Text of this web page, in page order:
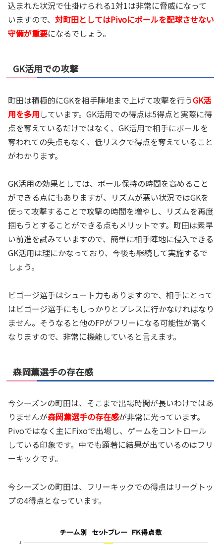
込まれた状況で仕掛けられる1対1は非常に脅威になって
いますので、 対町田としてはPivoにボールを配球させない
守備が重要になるでしょう。
GK活用での攻撃
町田は積極的にGKを相手陣地まで上げて攻撃を行うGK活
用を多用しています。GK活用での得点は5得点と実際に得
点を奪えているだけではなく、GK活用で相手にボールを
奪われての失点もなく、低リスクで得点を奪えていること
がわかります。
GK活用の効果としては、ボール保持の時間を高めること
ができる点にもありますが、リズムが悪い状況ではGKを
使って攻撃することで攻撃の時間を増やし、リズムを再度
掴もうとすることができる点もメリットです。町田は素早
い前進を試みていますので、簡単に相手陣地に侵入できる
GK活用は理にかなっており、今後も継続して実施するで
しょう。
ビゴージ選手はシュート力もありますので、相手にとって
はビゴージ選手にもしっかりとプレスに行かなければなり
ません。そうなると他のFPがフリーになる可能性が高く
なりますので、非常に機能していると言えます。
森岡薫選手の存在感
今シーズンの町田は、そこまで出場時間が長いわけではあ
りませんが森岡薫選手の存在感が非常に光っています。
Pivoではなく主にFixoで出場し、ゲームをコントロール
している印象です。中でも顕著に結果が出ているのはフリ
ーキックです。
今シーズンの町田は、フリーキックでの得点はリーグトッ
プの4得点となっています。